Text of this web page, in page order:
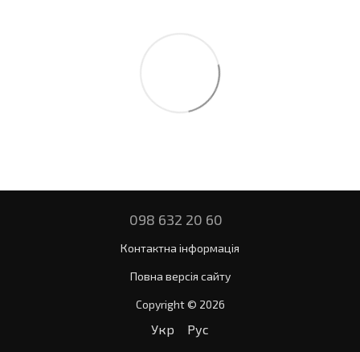
098 632 20 60
Контактна інформація
Повна версія сайту
Copyright © 2026
Укр Рус